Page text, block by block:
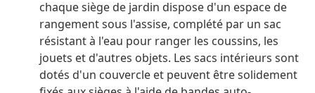
chaque siège de jardin dispose d'un espace de
rangement sous l'assise, complété par un sac
résistant à l'eau pour ranger les coussins, les
jouets et d'autres objets. Les sacs intérieurs sont
dotés d'un couvercle et peuvent être solidement